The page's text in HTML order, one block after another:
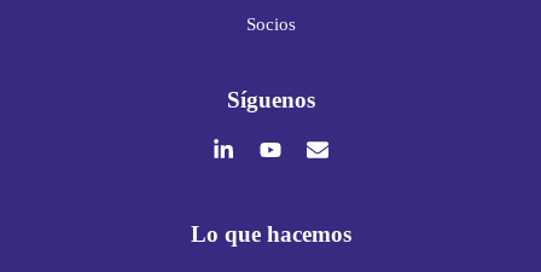
Socios
Síguenos
Lo que hacemos